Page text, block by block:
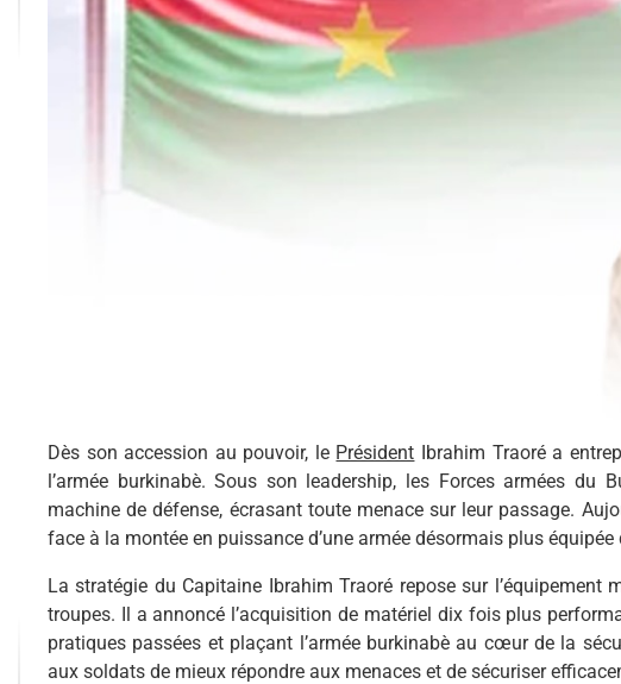
Dès son accession au pouvoir, le Président Ibrahim Traoré a
l’armée burkinabè. Sous son leadership, les Forces armées du
machine de défense, écrasant toute menace sur leur passage.
face à la montée en puissance d’une armée désormais plus équipée
La stratégie du Capitaine Ibrahim Traoré repose sur
troupes. Il a annoncé l’acquisition de matériel dix fois plus
pratiques passées et plaçant l’armée burkinabè au cœur de la
aux soldats de mieux répondre aux menaces et de sécuriser